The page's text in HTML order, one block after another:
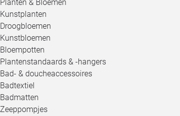
Planten & Bloemen
Kunstplanten
Droogbloemen
Kunstbloemen
Bloempotten
Plantenstandaards & -hangers
Bad- & doucheaccessoires
Badtextiel
Badmatten
Zeeppompjes